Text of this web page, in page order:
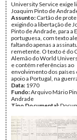
University Service exige
Joaquim Pinto de
Assunto: Cartão de
exigindo a libertação de
Pinto de Andrade, para a
portuguesa, com texto
faltando apenas a
remetente. O texto é do
Alemão do World
e contém referências ao
envolvimento dos países
apoio a Portugal, na
Data: 1970
Fundo:Arquivo Mário
Andrade
Tipo Documental: